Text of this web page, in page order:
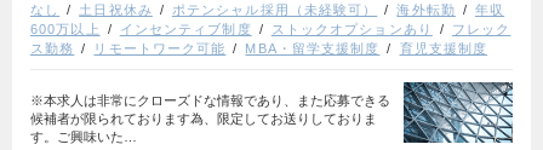
なし
土日祝休み ポテンシャル採用（未経験可） 海外転勤
年収
600万以上
インセンティブ制度 ストックオプションあり
フレック
ス勤務
リモートワーク可能 MBA・留学支援制度 育児支援制度
※本求人は非常にクローズドな情報であり、また応募できる
候補者が限られております為、限定してお送りしておりま
す。ご興味いた…